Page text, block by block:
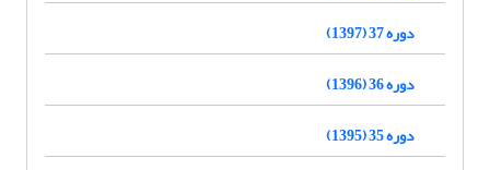
دوره 37 (1397)
دوره 36 (1396)
دوره 35 (1395)